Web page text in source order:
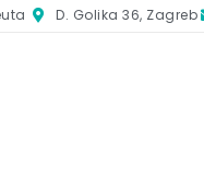
D. Golika 36, Zagreb